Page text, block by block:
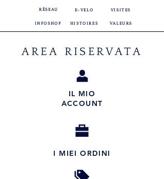
RÉSEAU E-VELO VISITES
INFOSHOP HISTOIRES VALEURS
AREA RISERVATA
IL MIO
ACCOUNT
I MIEI ORDINI